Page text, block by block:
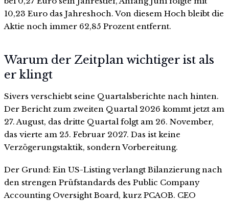
10,23 Euro das Jahreshoch. Von diesem Hoch bleibt die
Aktie noch immer 62,85 Prozent entfernt.
Warum der Zeitplan wichtiger ist als
er klingt
Sivers verschiebt seine Quartalsberichte nach hinten.
Der Bericht zum zweiten Quartal 2026 kommt jetzt am
27. August, das dritte Quartal folgt am 26. November,
das vierte am 25. Februar 2027. Das ist keine
Verzögerungstaktik, sondern Vorbereitung.
Der Grund: Ein US-Listing verlangt Bilanzierung nach
den strengen Prüfstandards des Public Company
Accounting Oversight Board, kurz PCAOB. CEO